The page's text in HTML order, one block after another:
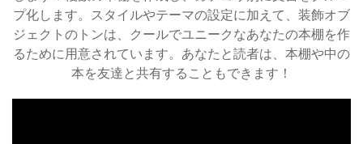
プ化します。スタイルやテーマの設定に加えて、装飾オブ
ジェクトのトンは、クールでユニークなあなたの本棚を作
るために用意されています。あなたと読者は、本棚や中の
本を友達と共有することもできます！